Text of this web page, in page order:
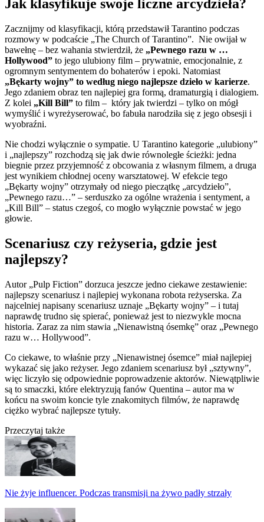
Jak klasyfikuje swoje liczne arcydzieła?
Zacznijmy od klasyfikacji, którą przedstawił Tarantino podczas
rozmowy w podcaście „The Church of Tarantino”. Nie owijał w
bawełnę – bez wahania stwierdził, że „Pewnego razu w …
Hollywood” to jego ulubiony film – prywatnie, emocjonalnie, z
ogromnym sentymentem do bohaterów i epoki. Natomiast
„Bękarty wojny” to według niego najlepsze dzieło w karierze.
Jego zdaniem obraz ten najlepiej gra formą, dramaturgią i dialogiem.
Z kolei „Kill Bill” to film – który jak twierdzi – tylko on mógł
wymyślić i wyreżyserować, bo fabuła narodziła się z jego obsesji i
wyobraźni.
Nie chodzi wyłącznie o sympatie. U Tarantino kategorie „ulubiony”
i „najlepszy” rozchodzą się jak dwie równoległe ścieżki: jedna
biegnie przez przyjemność z obcowania z własnym filmem, a druga
jest wynikiem chłodnej oceny warsztatowej. W efekcie tego
„Bękarty wojny” otrzymały od niego pieczątkę „arcydzieło”,
„Pewnego razu…” – serduszko za ogólne wrażenia i sentyment, a
„Kill Bill” – status czegoś, co mogło wyłącznie powstać w jego
głowie.
Scenariusz czy reżyseria, gdzie jest
najlepszy?
Autor „Pulp Fiction” dorzuca jeszcze jedno ciekawe zestawienie:
najlepszy scenariusz i najlepiej wykonana robota reżyserska. Za
najcelniej napisany scenariusz uznaje „Bękarty wojny” – i tutaj
naprawdę trudno się spierać, ponieważ jest to niezwykle mocna
historia. Zaraz za nim stawia „Nienawistną ósemkę” oraz „Pewnego
razu w… Hollywood”.
Co ciekawe, to właśnie przy „Nienawistnej ósemce” miał najlepiej
wykazać się jako reżyser. Jego zdaniem scenariusz był „sztywny”,
więc liczyło się odpowiednie poprowadzenie aktorów. Niewątpliwie
są to smaczki, które elektryzują fanów Quentina – autor ma w
końcu na swoim koncie tyle znakomitych filmów, że naprawdę
ciężko wybrać najlepsze tytuły.
Przeczytaj także
Nie żyje influencer. Podczas transmisji na żywo padły strzały